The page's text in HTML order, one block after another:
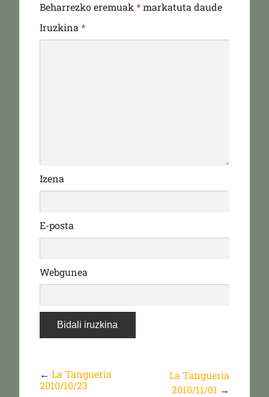
Beharrezko eremuak *markatuta daude
Iruzkina *
Izena
E-posta
Webgunea
← La Tangueria
2010/10/23
La Tangueria
2010/11/01 →